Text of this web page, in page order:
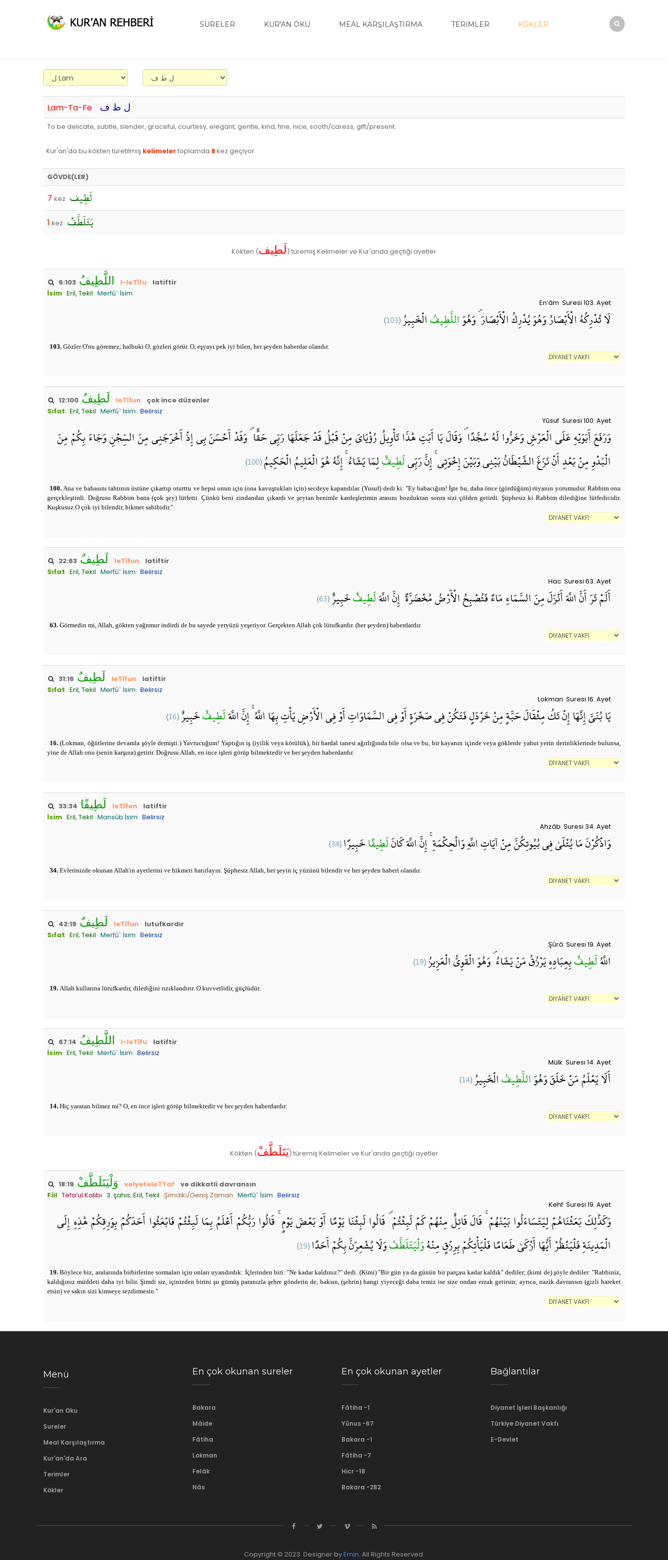
SURELER KUR'AN OKU MEAL KARŞILAŞTIRMA TERİMLER KÖKLER
Lam-Ta-Fe ل ط ف
To be delicate, subtle, slender, graceful, courtesy, elegant, gentle, kind, fine, nice, sooth/caress, gift/present.
Kur'an'da bu kökten türetilmiş kelimelertoplamda 8kez geçiyor.
GÖVDE(LER)
7 kez لَطِيف
1 kez يَتَلَطَّفْ
Kökten (لَطِيف) türemiş Kelimeler ve Kur'anda geçtiği ayetler
6:103 اللَّطِيفُ l-leTīfu
latiftir
İsim Eril, Tekil Merfû` İsim
En’âm Suresi 103. Ayet
لَا تُدْرِكُهُ الْأَبْصَارُ وَهُوَ يُدْرِكُ الْأَبْصَارَ ۖ وَهُوَاللَّطِيفُالْخَبِيرُ(103)
103. Gözler O'nu göremez; halbuki O, gözleri görür. O, eşyayı pek iyi bilen, her şeyden haberdar olandır.
12:100 لَطِيفٌ leTīfun
çok ince düzenler
Sıfat Eril, Tekil Merfû` İsim Belirsiz
Yûsuf Suresi 100. Ayet
وَرَفَعَ أَبَوَيْهِ عَلَى الْعَرْشِ وَخَرُّوا لَهُ سُجَّدًا ۖ وَقَالَ يَا أَبَتِ هَٰذَا تَأْوِيلُ رُؤْيَايَ مِنْ قَبْلُ قَدْ جَعَلَهَا رَبِّي حَقًّا ۖ وَقَدْ أَحْسَنَ بِي إِذْ أَخْرَجَنِي مِنَ السِّجْنِ وَجَاءَ بِكُمْ مِنَ
الْبَدْوِ مِنْ بَعْدِ أَنْ نَزَغَ الشَّيْطَانُ بَيْنِي وَبَيْنَ إِخْوَتِي ۚ إِنَّ رَبِّيلَطِيفٌلِمَا يَشَاءُ ۚ إِنَّهُ هُوَ الْعَلِيمُ الْحَكِيمُ(100)
100.Ana ve babasını tahtının üstüne çıkartıp oturttu ve hepsi onun için (ona kavuştukları için) secdeye kapandılar. (Yusuf) dedi ki: "Ey babacığım! İşte bu, daha önce (gördüğüm) rüyanın yorumudur. Rabbim onu
gerçekleştirdi. Doğrusu Rabbim bana (çok şey) lütfetti. Çünkü beni zindandan çıkardı ve şeytan benimle kardeşlerimin arasını bozduktan sonra sizi çölden getirdi. Şüphesiz ki Rabbim dilediğine lütfedicidir.
Kuşkusuz O çok iyi bilendir, hikmet sahibidir."
22:63 لَطِيفٌ leTīfun
latiftir
Sıfat Eril, Tekil Merfû` İsim Belirsiz
Hac Suresi 63. Ayet
أَلَمْ تَرَ أَنَّ اللَّهَ أَنْزَلَ مِنَ السَّمَاءِ مَاءً فَتُصْبِحُ الْأَرْضُ مُخْضَرَّةً ۗ إِنَّ اللَّهَلَطِيفٌخَبِيرٌ(63)
63. Görmedin mi, Allah, gökten yağnmur indirdi de bu sayede yeryüzü yeşeriyor. Gerçekten Allah çok lütufkardır. (her şeyden) haberdardır.
31:16 لَطِيفٌ leTīfun
latiftir
Sıfat Eril, Tekil Merfû` İsim Belirsiz
Lokman Suresi 16. Ayet
يَا بُنَيَّ إِنَّهَا إِنْ تَكُ مِثْقَالَ حَبَّةٍ مِنْ خَرْدَلٍ فَتَكُنْ فِي صَخْرَةٍ أَوْ فِي السَّمَاوَاتِ أَوْ فِي الْأَرْضِ يَأْتِ بِهَا اللَّهُ ۚ إِنَّ اللَّهَلَطِيفٌخَبِيرٌ(16)
16.(Lokman, öğütlerine devamla şöyle demişti:) Yavrucuğum! Yaptığın iş (iyilik veya kötülük), bir hardal tanesi ağırlığında bile olsa ve bu, bir kayanın içinde veya göklerde yahut yerin derinliklerinde bulunsa,
yine de Allah onu (senin karşına) getirir. Doğrusu Allah, en ince işleri görüp bilmektedir ve her şeyden haberdardır.
33:34 لَطِيفًا leTīfen
latiftir
İsim Eril, Tekil Mansûb İsim Belirsiz
Ahzâb Suresi 34. Ayet
وَاذْكُرْنَ مَا يُتْلَىٰ فِي بُيُوتِكُنَّ مِنْ آيَاتِ اللَّهِ وَالْحِكْمَةِ ۚ إِنَّ اللَّهَ كَانَلَطِيفًاخَبِيرًا(34)
34. Evlerinizde okunan Allah'ın ayetlerini ve hikmeti hatırlayın. Şüphesiz Allah, her şeyin iç yüzünü bilendir ve her şeyden haberi olandır.
42:19 لَطِيفٌ leTīfun
lutufkardır
Sıfat Eril, Tekil Merfû` İsim Belirsiz
Şûrâ Suresi 19. Ayet
اللَّهُلَطِيفٌبِعِبَادِهِ يَرْزُقُ مَنْ يَشَاءُ ۖ وَهُوَ الْقَوِيُّ الْعَزِيزُ(19)
19. Allah kullarına lütufkardır, dilediğini rızıklandırır. O kuvvetlidir, güçlüdür.
67:14 اللَّطِيفُ l-leTīfu
latiftir
İsim Eril, Tekil Merfû` İsim Belirsiz
Mülk Suresi 14. Ayet
أَلَا يَعْلَمُ مَنْ خَلَقَ وَهُوَاللَّطِيفُالْخَبِيرُ(14)
14. Hiç yaratan bilmez mi? O, en ince işleri görüp bilmektedir ve her şeyden haberdardır.
Kökten (يَتَلَطَّفْ) türemiş Kelimeler ve Kur'anda geçtiği ayetler
18:19 وَلْيَتَلَطَّفْ velyeteleTTaf
ve dikkatli davransın
Fiil Tefa’ul Kalıbı 3. şahıs, Eril, Tekil Şimdiki/Geniş Zaman Merfû` İsim Belirsiz
Kehf Suresi 19. Ayet
وَكَذَٰلِكَ بَعَثْنَاهُمْ لِيَتَسَاءَلُوا بَيْنَهُمْ ۚ قَالَ قَائِلٌ مِنْهُمْ كَمْ لَبِثْتُمْ ۖ قَالُوا لَبِثْنَا يَوْمًا أَوْ بَعْضَ يَوْمٍ ۚ قَالُوا رَبُّكُمْ أَعْلَمُ بِمَا لَبِثْتُمْ فَابْعَثُوا أَحَدَكُمْ بِوَرِقِكُمْ هَٰذِهِ إِلَى
الْمَدِينَةِ فَلْيَنْظُرْ أَيُّهَا أَزْكَىٰ طَعَامًا فَلْيَأْتِكُمْ بِرِزْقٍ مِنْهُوَلْيَتَلَطَّفْوَلَا يُشْعِرَنَّ بِكُمْ أَحَدًا(19)
19.Böylece biz, aralarında birbirlerine sormaları için onları uyandırdık: İçlerinden biri: "Ne kadar kaldınız?" dedi. (Kimi) "Bir gün ya da günün bir parçası kadar kaldık" dediler; (kimi de) şöyle dediler: "Rabbiniz,
kaldığınız müddeti daha iyi bilir. Şimdi siz, içinizden birini şu gümüş paranızla şehre gönderin de, baksın, (şehrin) hangi yiyeceği daha temiz ise size ondan erzak getirsin; ayrıca, nazik davransın (gizli hareket
etsin) ve sakın sizi kimseye sezdirmesin."
Menü
Kur'an Oku
Sureler
Meal Karşılaştırma
Kur'an'da Ara
Terimler
Kökler
En çok okunan sureler
Bakara
Mâide
Fâtiha
Lokman
Felâk
Nâs
En çok okunan ayetler
Fâtiha -1
Yûnus -67
Bakara -1
Fâtiha -7
Hicr -18
Bakara -282
Bağlantılar
Diyanet İşleri Başkanlığı
Türkiye Diyanet Vakfı
E-Devlet
Copyright © 2023. Designer byEmin. All Rights Reserved.